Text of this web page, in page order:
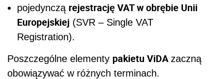
pojedynczą rejestrację VAT w obrębie Unii
Europejskiej (SVR – Single VAT
Registration).
Poszczególne elementy pakietu ViDA zaczną
obowiązywać w różnych terminach.